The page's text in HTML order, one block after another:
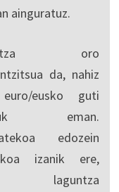
ainguratuz.
oro
da, nahiz
eusko guti
eman.
edozein
izanik ere,
laguntza